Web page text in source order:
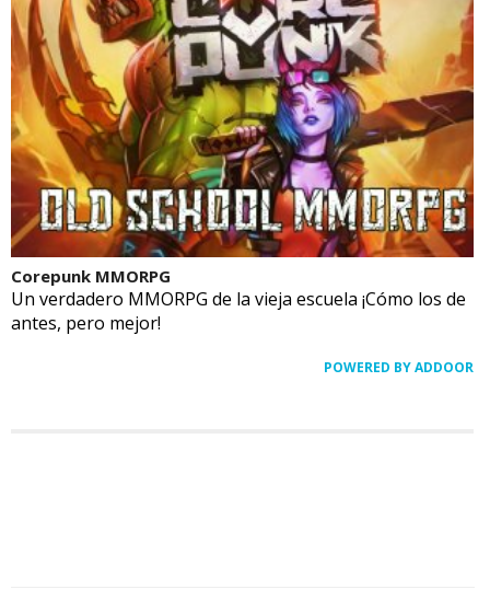
Corepunk MMORPG
Un verdadero MMORPG de la vieja escuela ¡Cómo los de
antes, pero mejor!
POWERED BY ADDOOR